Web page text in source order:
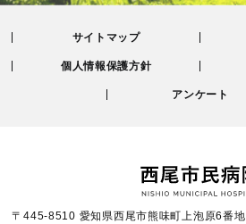
サイトマップ
個人情報保護方針
アンケート
〒445-8510 愛知県西尾市熊味町上泡原6番地